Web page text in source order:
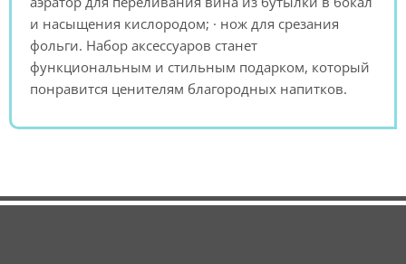
и насыщения кислородом; · нож для срезания
фольги. Набор аксессуаров станет
функциональным и стильным подарком, который
понравится ценителям благородных напитков.